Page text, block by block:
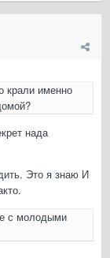
крали именно
нада
Это я знаю И
с молодыми